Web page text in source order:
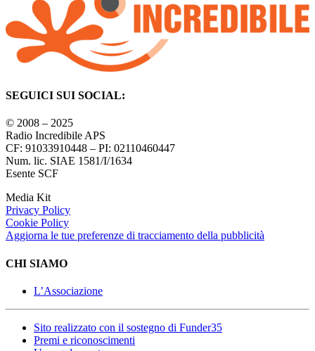
SEGUICI SUI SOCIAL:
© 2008 – 2025
Radio Incredibile APS
CF: 91033910448 – PI: 02110460447
Num. lic. SIAE 1581/I/1634
Esente SCF
Media Kit
Privacy Policy
Cookie Policy
Aggiorna le tue preferenze di tracciamento della pubblicità
CHI SIAMO
L’Associazione
Sito realizzato con il sostegno di Funder35
Premi e riconoscimenti